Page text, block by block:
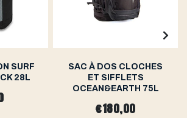
SURF
28L
SAC À DOS CLOCHES
ET SIFFLETS
OCEAN&EARTH 75L
€180,00